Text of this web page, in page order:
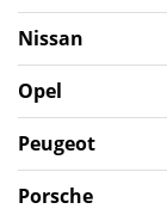
Nissan
Opel
Peugeot
Porsche